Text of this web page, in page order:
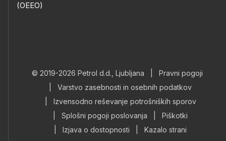
(OEEO)
© 2019-2026 Petrol d.d., Ljubljana
Pravni pogoji
Varstvo zasebnosti in osebnih podatkov
Izvensodno reševanje potrošniških sporov
Splošni pogoji poslovanja
Piškotki
Izjava o dostopnosti Kazalo strani